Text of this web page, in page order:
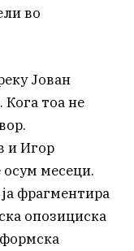
во
Јован
тоа не
и Игор
месеци.
фрагментира
опозициска